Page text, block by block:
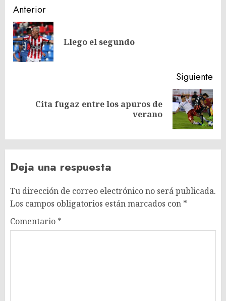
Navegación
de
entradas
Anterior
Llego el segundo
Siguiente
SiguienteCita fugaz entre los apuros de
verano
Deja una respuesta
Tu dirección de correo electrónico no será publicada.
Los campos obligatorios están marcados con *
Comentario *